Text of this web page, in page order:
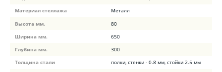
Материал стеллажа
Металл
Высота мм.
80
Ширина мм.
650
Глубина мм.
300
Толщина стали
полки, стенки - 0.8 мм, стойки 2.5 мм